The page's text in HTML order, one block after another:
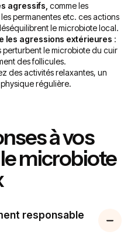
agressifs, comme les
permanentes etc. ces actions
le microbiote local.
les agressions extérieures :
perturbent le microbiote du cuir
des follicules.
des activités relaxantes, un
régulière.
à vos
microbiote
responsable